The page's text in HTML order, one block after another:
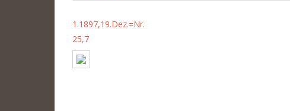
1.1897,19.Dez.=Nr.
25,7